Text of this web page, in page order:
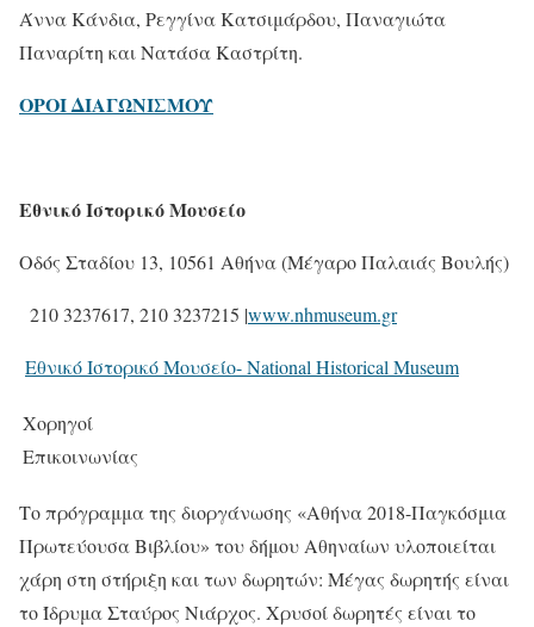
Άννα Κάνδια, Ρεγγίνα Κατσιμάρδου, Παναγιώτα
Παναρίτη και Νατάσα Καστρίτη.
ΟΡΟΙ ΔΙΑΓΩΝΙΣΜΟΥ
Εθνικό Ιστορικό Μουσείο
Οδός Σταδίου 13, 10561 Αθήνα (Μέγαρο Παλαιάς Βουλής)
210 3237617, 210 3237215 |www.nhmuseum.gr
Εθνικό Ιστορικό Μουσείο- National Historical Museum
Χορηγοί
Επικοινωνίας
Το πρόγραμμα της διοργάνωσης «Αθήνα 2018-Παγκόσμια
Πρωτεύουσα Βιβλίου» του δήμου Αθηναίων υλοποιείται
χάρη στη στήριξη και των δωρητών: Μέγας δωρητής είναι
το Ίδρυμα Σταύρος Νιάρχος. Χρυσοί δωρητές είναι το